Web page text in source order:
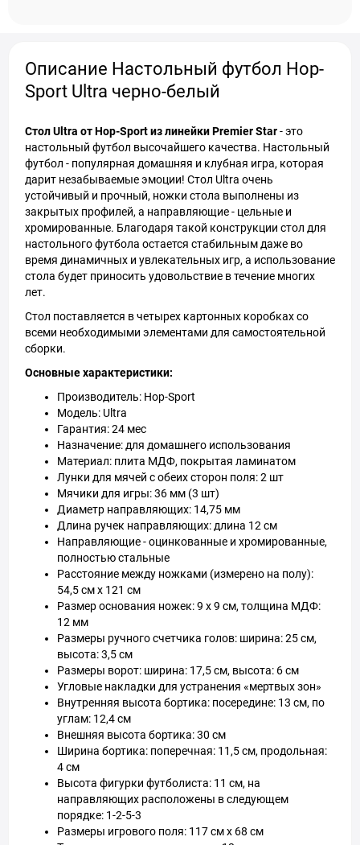
Описание Настольный футбол Hop-
Sport Ultra черно-белый
Стол Ultra от Hop-Sport из линейки Premier Star- это
настольный футбол высочайшего качества. Настольный
футбол - популярная домашняя и клубная игра, которая
дарит незабываемые эмоции! Стол Ultra очень
устойчивый и прочный, ножки стола выполнены из
закрытых профилей, а направляющие - цельные и
хромированные. Благодаря такой конструкции стол для
настольного футбола остается стабильным даже во
время динамичных и увлекательных игр, а использование
стола будет приносить удовольствие в течение многих
лет.
Стол поставляется в четырех картонных коробках со
всеми необходимыми элементами для самостоятельной
сборки.
Основные характеристики:
Производитель: Hop-Sport
Модель: Ultra
Гарантия: 24 мес
Назначение: для домашнего использования
Материал: плита МДФ, покрытая ламинатом
Лунки для мячей с обеих сторон поля: 2 шт
Мячики для игры: 36 мм (3 шт)
Диаметр направляющих: 14,75 мм
Длина ручек направляющих: длина 12 см
Направляющие - оцинкованные и хромированные,
полностью стальные
Расстояние между ножками (измерено на полу):
54,5 см x 121 см
Размер основания ножек: 9 x 9 см, толщина МДФ:
12 мм
Размеры ручного счетчика голов: ширина: 25 см,
высота: 3,5 см
Размеры ворот: ширина: 17,5 см, высота: 6 см
Угловые накладки для устранения «мертвых зон»
Внутренняя высота бортика: посередине: 13 см, по
углам: 12,4 см
Внешняя высота бортика: 30 см
Ширина бортика: поперечная: 11,5 см, продольная:
4 см
Высота фигурки футболиста: 11 см, на
направляющих расположены в следующем
порядке: 1-2-5-3
Размеры игрового поля: 117 см х 68 см